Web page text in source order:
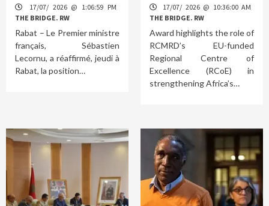
17/07/ 2026 @ 1:06:59 PM
THE BRIDGE. RW
Rabat – Le Premier ministre
français, Sébastien
Lecornu, a réaffirmé, jeudi à
Rabat, la position…
17/07/ 2026 @ 10:36:00 AM
THE BRIDGE. RW
Award highlights the role of
RCMRD’s EU-funded
Regional Centre of
Excellence (RCoE) in
strengthening Africa’s…